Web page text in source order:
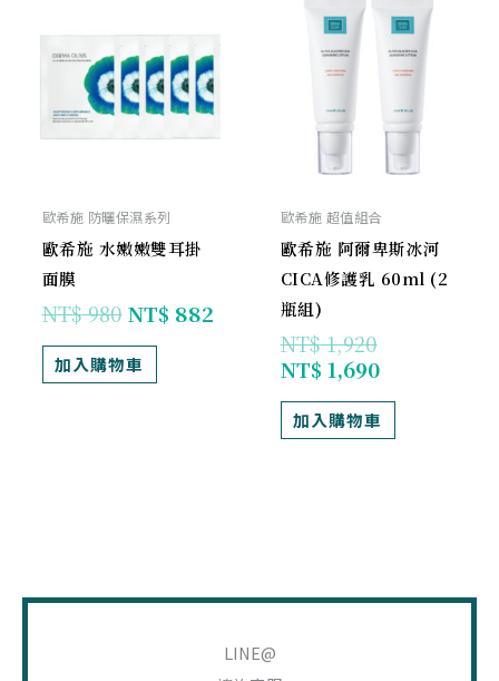
歐希施 防曬保濕系列
歐希施 水嫩嫩雙耳掛
面膜
NT$980
價
格：
NT$ 980。
NT$ 882
價
格：
NT$ 882。
加入購物車
歐希施 超值組合
歐希施 阿爾卑斯冰河
CICA修護乳 60ml (2
瓶組)
NT$1,920
始
價
格：
NT$ 1,690
前
價
格：
加入購物車
LINE@